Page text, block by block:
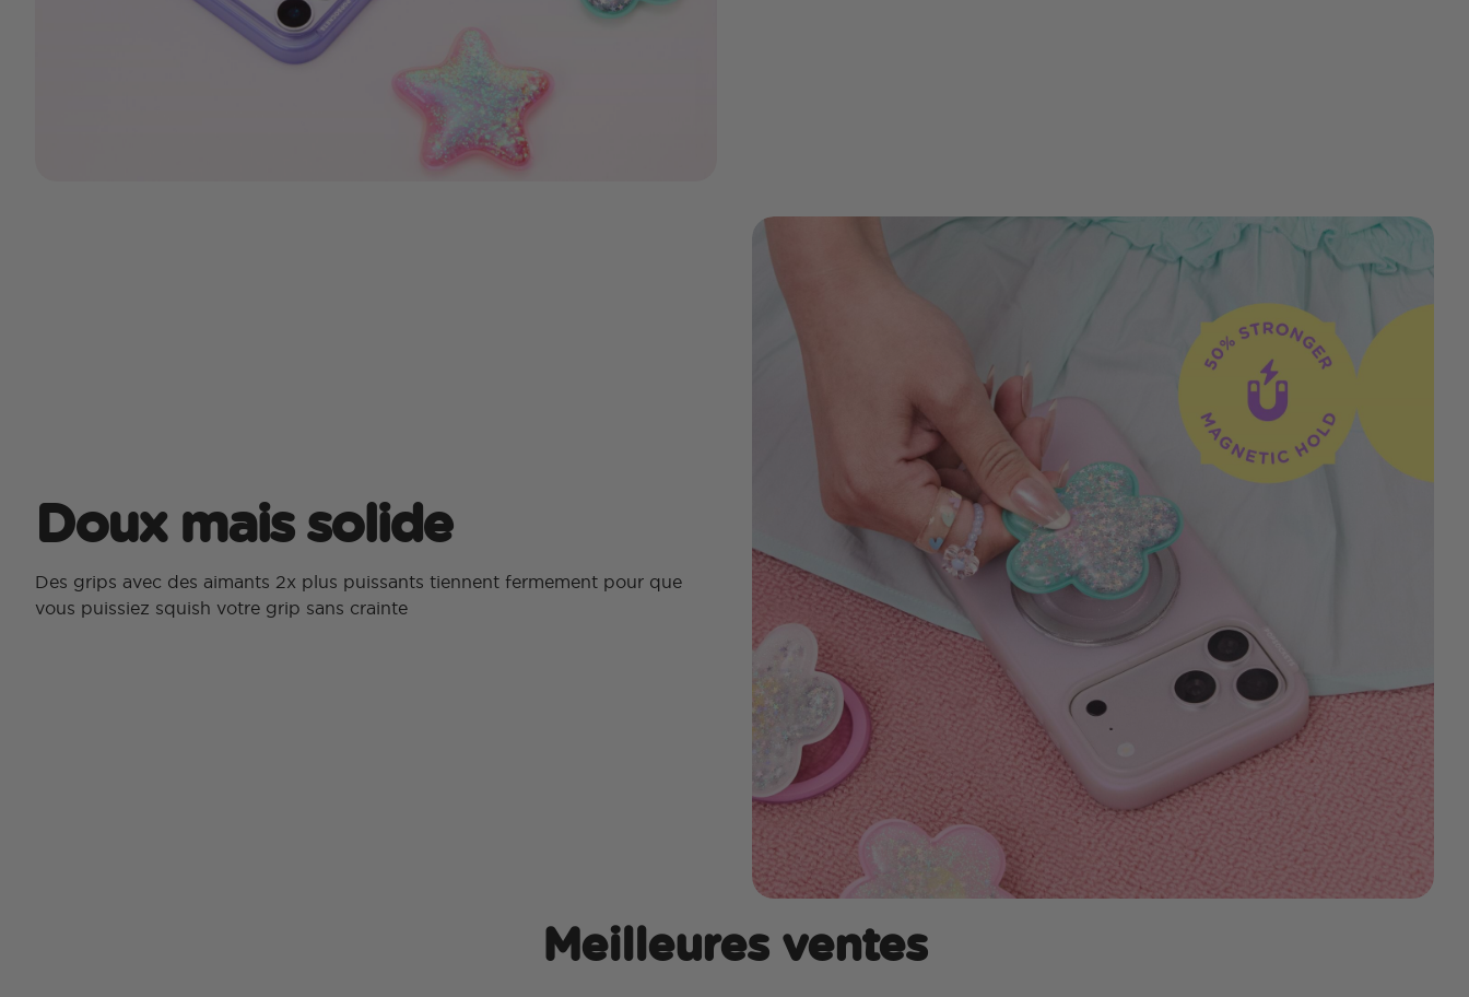
Doux mais solide
Des grips avec des aimants 2x plus puissants tiennent fermement pour que
vous puissiez squish votre grip sans crainte
Meilleures ventes